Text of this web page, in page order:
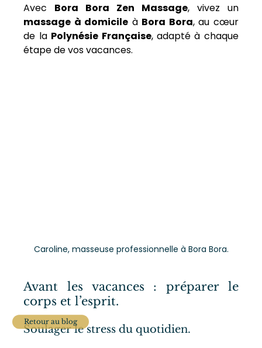
Retour au blog
Avec Bora Bora Zen Massage
, vivez un
massage à domicile à Bora Bora, au cœur
de la Polynésie Française, adapté à chaque
étape de vos vacances.
Caroline, masseuse professionnelle à Bora Bora.
Avant les vacances : préparer le
corps et l’esprit.
Soulager le stress du quotidien.